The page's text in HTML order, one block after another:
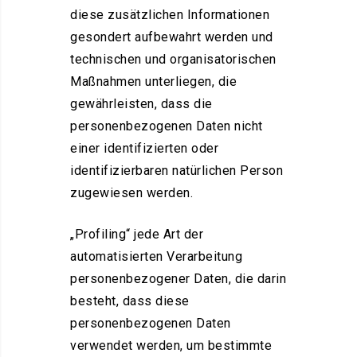
diese zusätzlichen Informationen
gesondert aufbewahrt werden und
technischen und organisatorischen
Maßnahmen unterliegen, die
gewährleisten, dass die
personenbezogenen Daten nicht
einer identifizierten oder
identifizierbaren natürlichen Person
zugewiesen werden.
„Profiling“ jede Art der
automatisierten Verarbeitung
personenbezogener Daten, die darin
besteht, dass diese
personenbezogenen Daten
verwendet werden, um bestimmte